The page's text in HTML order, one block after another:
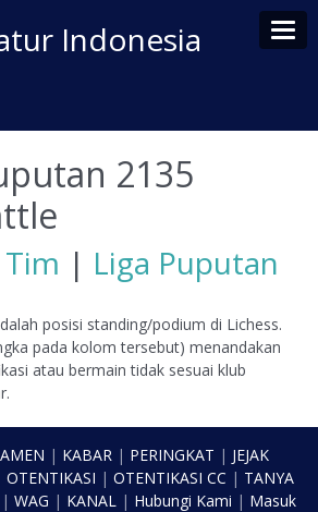
Indonesia
2135
Tim | Liga Puputan
posisi standing/podium di Lichess.
pada kolom tersebut) menandakan
atau bermain tidak sesuai klub
| KABAR| PERINGKAT | JEJAK
OTENTIKASI | OTENTIKASI CC | TANYA
| WAG | KANAL| Hubungi Kami | Masuk